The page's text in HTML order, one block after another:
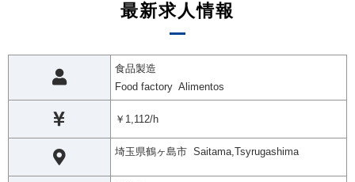
最新求人情報
食品製造
Food factory Alimentos
￥1,112/h
埼玉県鶴ヶ島市 Saitama,Tsyrugashima